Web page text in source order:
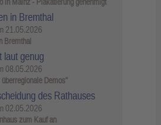
in Bremthal
21.05.2026
Bremthal
laut genug
08.05.2026
Demos"
des Rathauses
02.05.2026
zum Kauf an